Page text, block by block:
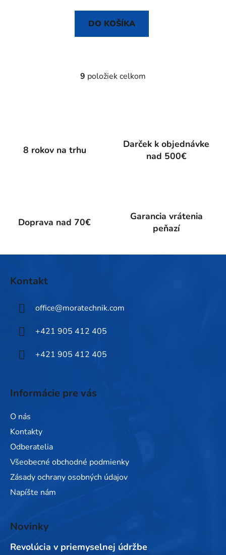
DO KOŠÍKA
O
p
9 položiek celkom
8 rokov na trhu
Darček k objednávke
nad 500€
Doprava nad 70€
Garancia vrátenia
peňazí
Kontakt
office@moratechnik.com
+421 905 412 405
+421 905 412 405
Informácie pre vás
O nás
Kontakty
Odberatelia
Všeobecné obchodné podmienky
Zásady ochrany osobných údajov
Napíšte nám
Novinky
Revolúcia v priemyselnej údržbe